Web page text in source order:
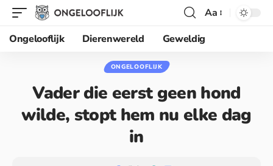
Aa
Ongelooflijk
Dierenwereld Geweldig
ONGELOOFLIJK
Vader die eerst geen hond
wilde, stopt hem nu elke dag
in